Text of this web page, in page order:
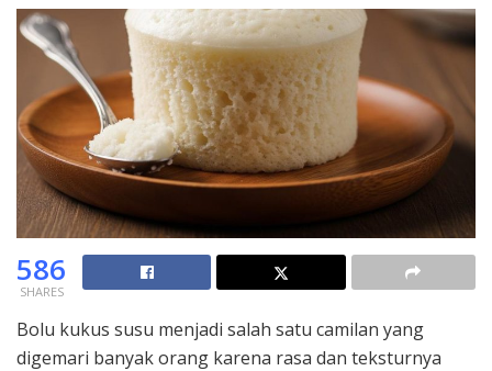
586
SHARES
Bolu kukus susu menjadi salah satu camilan yang
digemari banyak orang karena rasa dan teksturnya